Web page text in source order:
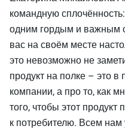
командную
одним гордым и важным
вас на своём месте
это невозможно не
продукт на полке – это
компании, а про то, как
того, чтобы этот
к потребителю. Всем нам